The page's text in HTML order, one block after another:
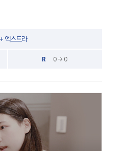
엑스트라
R 0 → 0